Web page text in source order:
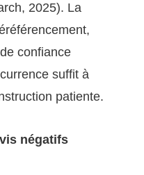
2025). La
confiance
suffit à
patiente.
négatifs